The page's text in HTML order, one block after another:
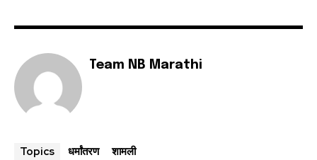
Team NB Marathi
Topics धर्मांतरण शामली